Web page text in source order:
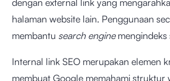
dengan external link yang
halaman website lain. Penggunaan
membantu search enginemengindeks
Internal link SEO merupakan elemen
membuat Google memahami struktur